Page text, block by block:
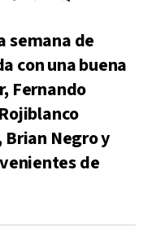
semana de
con una buena
Fernando
Negro y
de